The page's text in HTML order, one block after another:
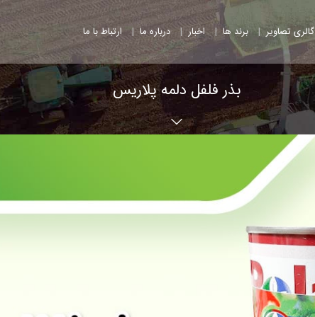
گالری تصاویر | برند ها | اخبار | درباره ما | ارتباط با ما
بذر فلفل دلمه پلاریس